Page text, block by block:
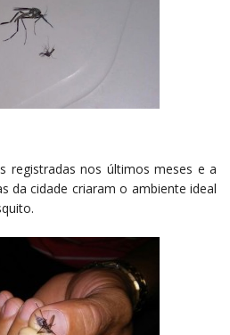
registradas nos últimos meses e a
da cidade criaram o ambiente ideal